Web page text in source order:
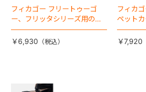
フィカゴー フリートゥーゴ
ー、フリッタシリーズ用のペ
ットカートマット登場！
￥6,930
フィカ
ペット
￥7,920